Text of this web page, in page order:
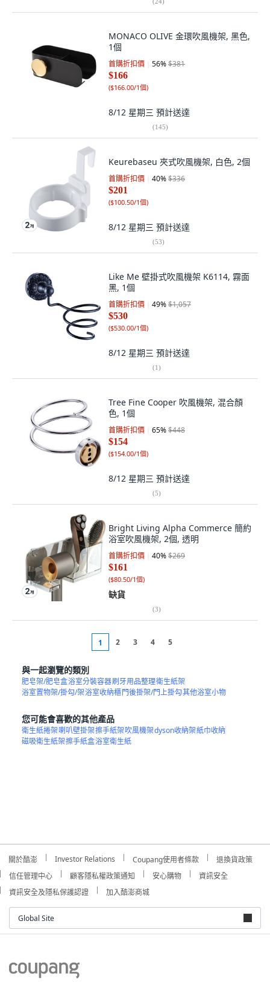
MONACO OLIVE 金環吹風機架, 黑色,
1個
首購折扣價 56%$381
$166
($166.00/1個)
8/12 星期三 預計送達
(145)
Keurebaseu 夾式吹風機架, 白色, 2個
首購折扣價 40%$336
$201
($100.50/1個)
8/12 星期三 預計送達
(53)
Like Me 壁掛式吹風機架 K6114, 霧面
黑, 1個
首購折扣價 49%$1,057
$530
($530.00/1個)
8/12 星期三 預計送達
(1)
Tree Fine Cooper 吹風機架, 混合顏
色, 1個
首購折扣價 65%$448
$154
($154.00/1個)
8/12 星期三 預計送達
(5)
Bright Living Alpha Commerce 簡約
浴室吹風機架, 2個, 透明
首購折扣價 40%$269
$161
($80.50/1個)
缺貨
(3)
1 2 3 4 5
與一起瀏覽的類別
肥皂架/肥皂盒浴室分裝容器刷牙用品整理衛生紙架
浴室置物架/掛勾/架浴室收納櫃門後掛架/門上掛勾其他浴室小物
您可能會喜歡的其他產品
衛生紙捲架喇叭壁掛架擦手紙架吹風機架dyson收納架紙巾收納
磁吸衛生紙架擦手紙盒浴室衛生紙
關於酷澎 Investor Relations Coupang使用者條款
退換貨政策
信任管理中心
顧客隱私權政策通知 安心購物
資訊安全
資訊安全及隱私保護認證
加入酷澎商城
Global Site